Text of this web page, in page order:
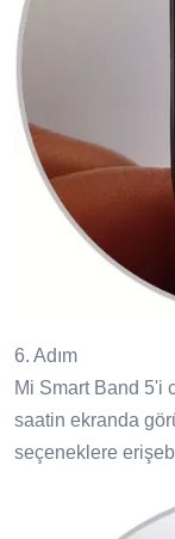
6. Adım
Mi Smart Band 5'i
saatin ekranda
seçeneklere